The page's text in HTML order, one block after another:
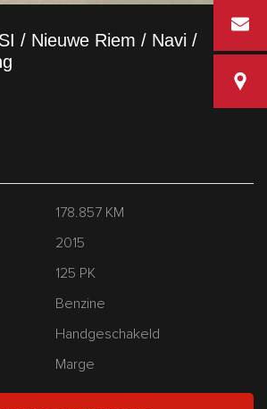
Van
/ Nieuwe Riem / Navi /
178.857 KM
2015
125 PK
Benzine
Handgeschakeld
Marge